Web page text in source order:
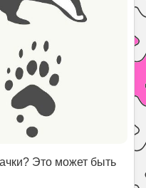
Это может быть